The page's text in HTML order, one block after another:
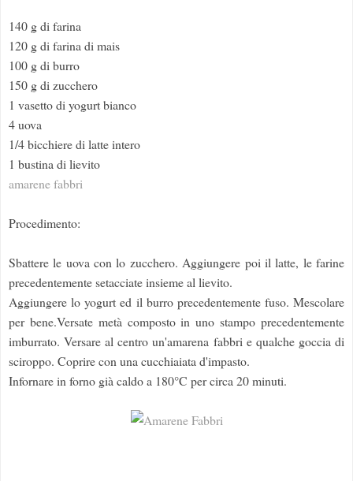
140 g di farina
120 g di farina di mais
100 g di burro
150 g di zucchero
1 vasetto di yogurt bianco
4 uova
1/4 bicchiere di latte intero
1 bustina di lievito
amarene fabbri
Procedimento:
Sbattere le uova con lo zucchero. Aggiungere poi il latte, le farine
precedentemente setacciate insieme al lievito.
Aggiungere lo yogurt ed il burro precedentemente fuso. Mescolare
per bene.Versate metà composto in uno stampo precedentemente
imburrato. Versare al centro un'amarena fabbri e qualche goccia di
sciroppo. Coprire con una cucchiaiata d'impasto.
Infornare in forno già caldo a 180°C per circa 20 minuti.